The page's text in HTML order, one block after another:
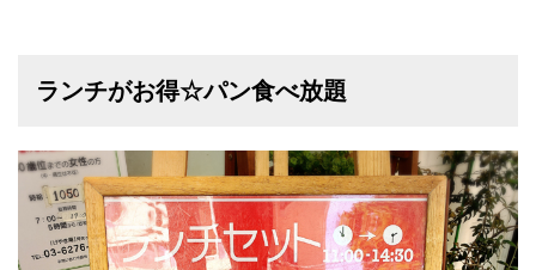
ランチがお得☆パン食べ放題